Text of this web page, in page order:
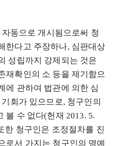
동으로 개시됨으로써 청
한다고 주장하나, 심판대상
성립까지 강제되는 것은
재확인의 소 등을 제기함으
에 관하여 법관에 의한 심
회가 있으므로, 청구인의
볼 수 없다(헌재 2013. 5.
한 청구인은 조정절차를 진
로서 가지는 청구인의 명예